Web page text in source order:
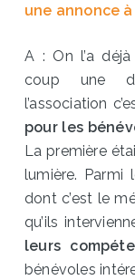
une annonce
A : On l’a
coup une
l’association
pour les
La première
lumière. Parmi
dont c’est le
qu’ils
leurs
bénévoles